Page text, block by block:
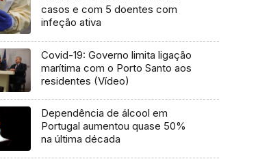
casos e com 5 doentes com
infeção ativa
Covid-19: Governo limita ligação
marítima com o Porto Santo aos
residentes (Vídeo)
Dependência de álcool em
Portugal aumentou quase 50%
na última década